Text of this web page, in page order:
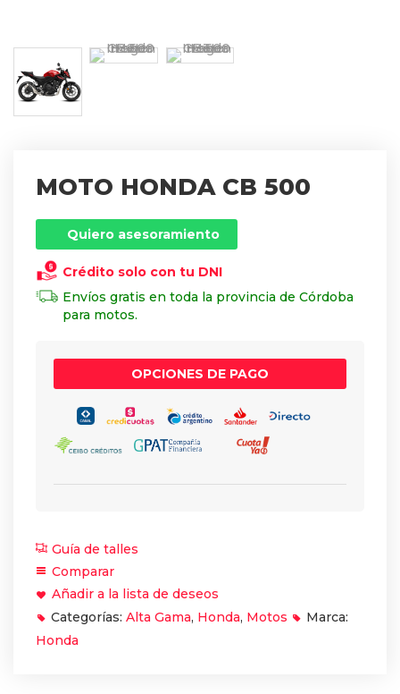
MOTO HONDA CB 500
Quiero asesoramiento
Guía de talles
Comparar
Añadir a la lista de deseos
Categorías: Alta Gama, Honda, Motos
Marca:
Honda
OPCIONES DE PAGO
Crédito solo con tu DNI
Envíos gratis en toda la provincia de Córdoba
para motos.